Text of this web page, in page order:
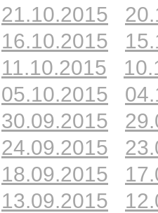
21.10.2015
16.10.2015
11.10.2015
05.10.2015
30.09.2015
24.09.2015
18.09.2015
13.09.2015